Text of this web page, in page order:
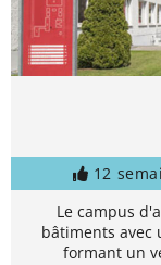
12
Le campus
bâtiments avec
formant un